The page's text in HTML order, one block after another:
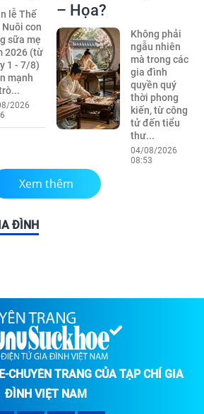
lễ Thế
con
sữa mẹ
2026 (từ
1 - 7/8)
mạnh
2026
– Họa?
Không phải
ngẫu nhiên
mà trong các
gia đình
quyền quý
thời phong
kiến, từ công
tử đến tiểu
thư...
04/08/2026
08:53
Xem thêm
ĐÌNH
CHUYÊN TRANG CỦA TẠP CHÍ GIA
ĐÌNH VIỆT NAM